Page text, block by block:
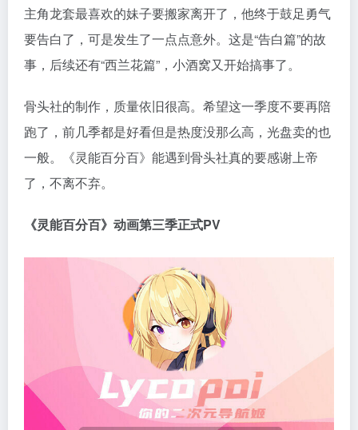
主角龙套最喜欢的妹子要搬家离开了，他终于鼓足勇气
要告白了，可是发生了一点点意外。这是“告白篇”的故
事，后续还有“西兰花篇”，小酒窝又开始搞事了。
骨头社的制作，质量依旧很高。希望这一季度不要再陪
跑了，前几季都是好看但是热度没那么高，光盘卖的也
一般。《灵能百分百》能遇到骨头社真的要感谢上帝
了，不离不弃。
《灵能百分百》动画第三季正式PV